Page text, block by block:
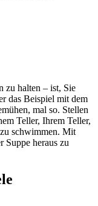
zu halten – ist, Sie
das Beispiel mit dem
mal so. Stellen
Teller, Ihrem Teller,
schwimmen. Mit
Suppe heraus zu